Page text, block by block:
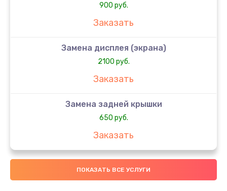
900 руб.
Заказать
Замена дисплея (экрана)
2100 руб.
Заказать
Замена задней крышки
650 руб.
Заказать
Замена аккумулятора
4000 руб.
ПОКАЗАТЬ ВСЕ УСЛУГИ